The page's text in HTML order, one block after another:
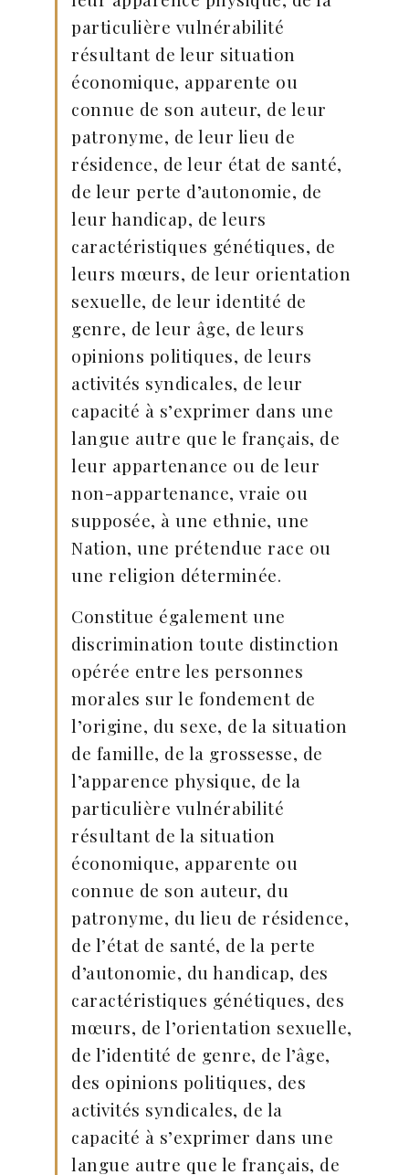
particulière vulnérabilité
résultant de leur situation
économique, apparente ou
connue de son auteur, de leur
patronyme, de leur lieu de
résidence, de leur état de santé,
de leur perte d’autonomie, de
leur handicap, de leurs
caractéristiques génétiques, de
leurs mœurs, de leur orientation
sexuelle, de leur identité de
genre, de leur âge, de leurs
opinions politiques, de leurs
activités syndicales, de leur
capacité à s’exprimer dans une
langue autre que le français, de
leur appartenance ou de leur
non-appartenance, vraie ou
supposée, à une ethnie, une
Nation, une prétendue race ou
une religion déterminée.
Constitue également une
discrimination toute distinction
opérée entre les personnes
morales sur le fondement de
l’origine, du sexe, de la situation
de famille, de la grossesse, de
l’apparence physique, de la
particulière vulnérabilité
résultant de la situation
économique, apparente ou
connue de son auteur, du
patronyme, du lieu de résidence,
de l’état de santé, de la perte
d’autonomie, du handicap, des
caractéristiques génétiques, des
mœurs, de l’orientation sexuelle,
de l’identité de genre, de l’âge,
des opinions politiques, des
activités syndicales, de la
capacité à s’exprimer dans une
langue autre que le français, de